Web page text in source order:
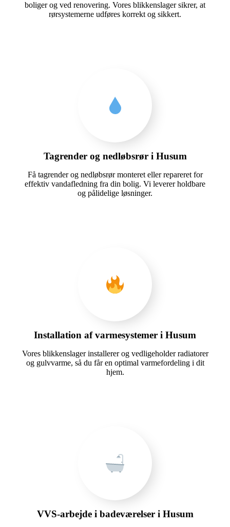
boliger og ved renovering. Vores blikkenslager sikrer, at
rørsystemerne udføres korrekt og sikkert.
Tagrender og nedløbsrør i Husum
Få tagrender og nedløbsrør monteret eller repareret for
effektiv vandafledning fra din bolig. Vi leverer holdbare
og pålidelige løsninger.
Installation af varmesystemer i Husum
Vores blikkenslager installerer og vedligeholder radiatorer
og gulvvarme, så du får en optimal varmefordeling i dit
hjem.
VVS-arbejde i badeværelser i Husum